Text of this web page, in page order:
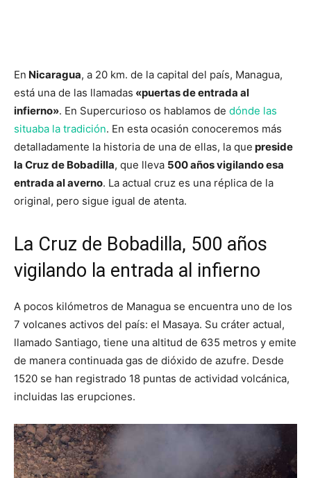
En Nicaragua, a 20 km. de la capital del país, Managua,
está una de las llamadas «puertas de entrada al
infierno». En Supercurioso os hablamos de dónde las
situaba la tradición. En esta ocasión conoceremos más
detalladamente la historia de una de ellas, la que preside
la Cruz de Bobadilla, que lleva 500 años vigilando esa
entrada al averno. La actual cruz es una réplica de la
original, pero sigue igual de atenta.
La Cruz de Bobadilla, 500 años
vigilando la entrada al infierno
A pocos kilómetros de Managua se encuentra uno de los
7 volcanes activos del país: el Masaya. Su cráter actual,
llamado Santiago, tiene una altitud de 635 metros y emite
de manera continuada gas de dióxido de azufre. Desde
1520 se han registrado 18 puntas de actividad volcánica,
incluidas las erupciones.